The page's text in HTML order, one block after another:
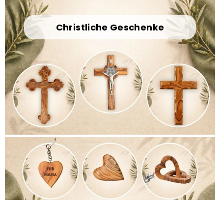
Christliche Geschenke